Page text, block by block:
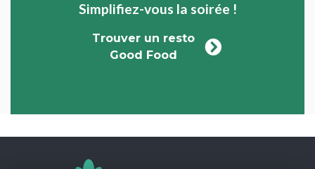
Simplifiez-vous la soirée !
Trouver un resto
Good Food